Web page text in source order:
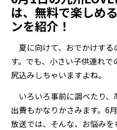
は、無料で楽しめ
ンを紹介！
夏に向けて、おでかけする
す。でも、小さい子供連れで
尻込みしちゃいますよね。
いろいろ事前に調べたり、
出費もかなりかさみます。6
放送では、そんな、お悩み